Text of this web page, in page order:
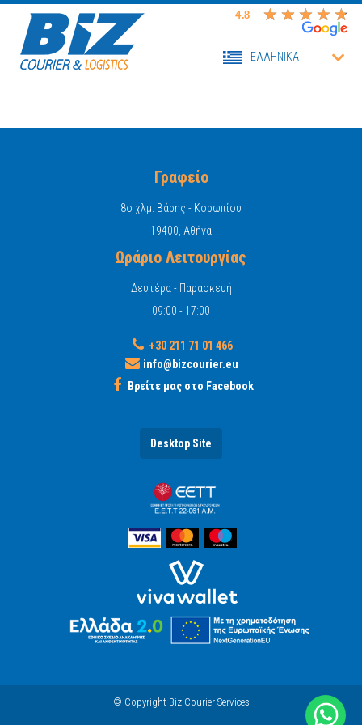
ΕΛΛΗΝΙΚΑ
Γραφείο
8o χλμ. Βάρης - Κορωπίου
19400, Αθήνα
Ωράριο Λειτουργίας
Δευτέρα - Παρασκευή
09:00 - 17:00
+30 211 71 01 466
info@bizcourier.eu
Βρείτε μας στο Facebook
Desktop Site
© Copyright Biz Courier Services